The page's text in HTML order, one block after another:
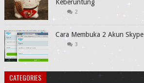
Keberuntung
2
Cara Membuka 2 Akun Skype
3
CATEGORIES